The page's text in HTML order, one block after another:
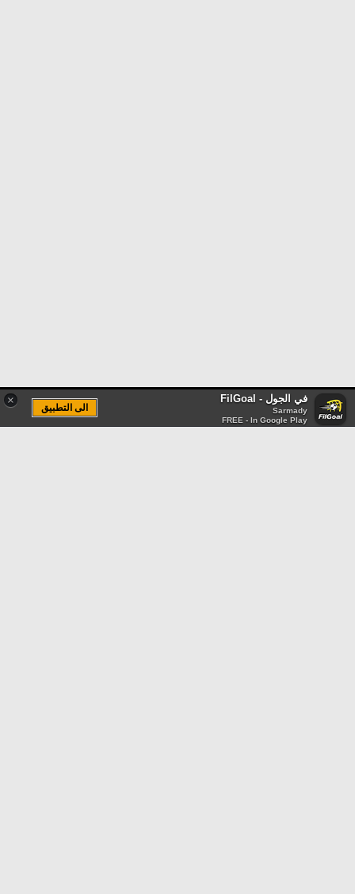
× في الجول - FilGoal
Sarmady
FREE - In Google Play
الى التطبيق